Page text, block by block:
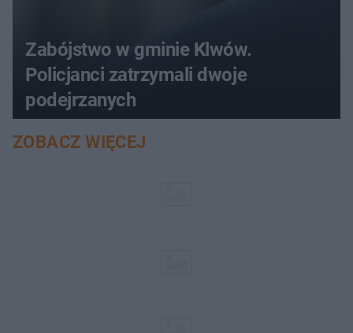
Zabójstwo w gminie Klwów.
Policjanci zatrzymali dwoje
podejrzanych
ZOBACZ WIĘCEJ